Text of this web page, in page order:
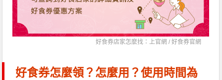
好食券店家怎麼找：上官網 /好食券官網
好食券怎麼領？怎麼用？使用時間為